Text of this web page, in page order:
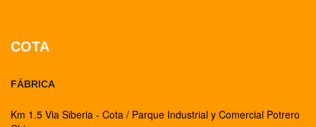
COTA
FÁBRICA
Km 1.5 Via Siberia - Cota / Parque Industrial y Comercial Potrero